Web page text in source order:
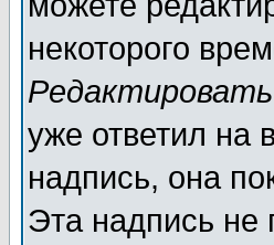
некоторого
Редактировать
уже ответил на
надпись, она
Эта надпись не